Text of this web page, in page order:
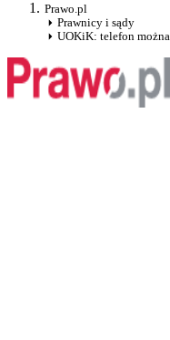
Prawo.pl
Prawnicy i sądy
UOKiK: telefon